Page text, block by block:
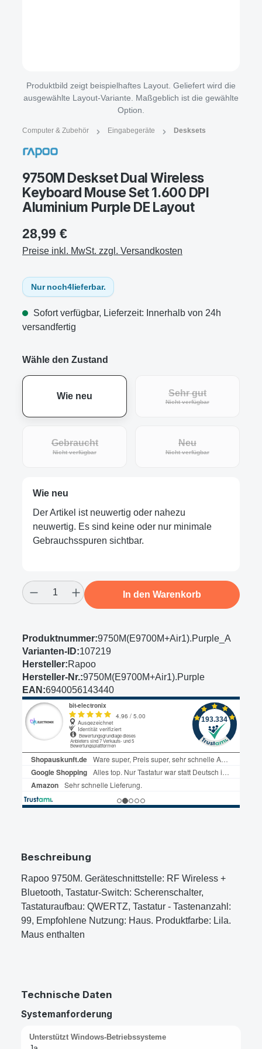
Produktbild zeigt beispielhaftes Layout. Geliefert wird die
ausgewählte Layout-Variante. Maßgeblich ist die gewählte
Option.
Computer & Zubehör Eingabegeräte Desksets
9750M Deskset Dual Wireless
Keyboard Mouse Set 1.600 DPI
Aluminium Purple DE Layout
28,99 €
Preise inkl. MwSt. zzgl. Versandkosten
Nur noch4lieferbar.
Sofort verfügbar, Lieferzeit: Innerhalb von 24h
versandfertig
Wähle den Zustand
Wie neu Sehr gut
Nicht verfügbar(Diese Option ist
Gebraucht
Nicht verfügbar(Diese Option ist zurzeit nicht verfügbar.)
Neu
Nicht verfügbar(Diese Option ist
Wie neu
Der Artikel ist neuwertig oder nahezu
neuwertig. Es sind keine oder nur minimale
Gebrauchsspuren sichtbar.
Produkt Anzahl: Gib den gewünschten
In den Warenkorb
Produktnummer:9750M(E9700M+Air1).Purple_A
Varianten-ID:107219
Hersteller:Rapoo
Hersteller-Nr.:9750M(E9700M+Air1).Purple
EAN:6940056143440
Beschreibung
Rapoo 9750M. Geräteschnittstelle: RF Wireless +
Bluetooth, Tastatur-Switch: Scherenschalter,
Tastaturaufbau: QWERTZ, Tastatur - Tastenanzahl:
99, Empfohlene Nutzung: Haus. Produktfarbe: Lila.
Maus enthalten
Technische Daten
Systemanforderung
Unterstützt Windows-Betriebssysteme